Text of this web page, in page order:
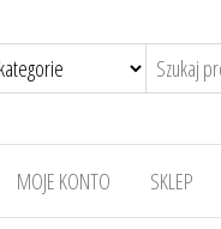
MOJE KONTO SKLEP